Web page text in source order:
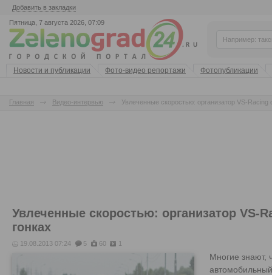
Добавить в закладки
Пятница, 7 августа 2026, 07:09
Новости и публикации Фото-видео репортажи Фотопубликации
Главная Видео-интервью Увлеченные скоростью: организатор VS-Racing
Увлеченные скоростью: организатор VS-
гонках
19.08.2013 07:24 5 60 1
Многие знают,